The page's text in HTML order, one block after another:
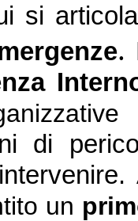
si
.
di
un